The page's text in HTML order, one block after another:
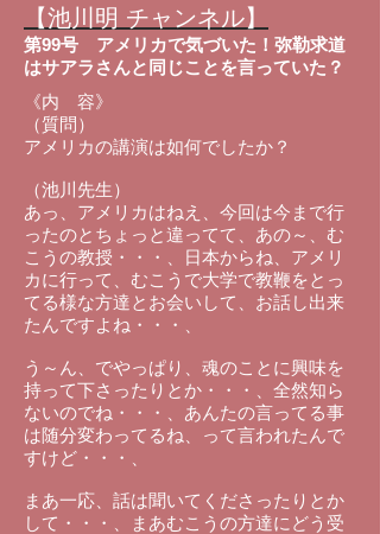
【池川明 チャンネル】
第99号 アメリカで気づいた！弥勒求道
はサアラさんと同じことを言っていた？
《内 容》
（質問）
アメリカの講演は如何でしたか？
（池川先生）
あっ、アメリカはねえ、今回は今まで行
ったのとちょっと違ってて、あの～、む
こうの教授・・・、日本からね、アメリ
カに行って、むこうで大学で教鞭をとっ
てる様な方達とお会いして、お話し出来
たんですよね・・・、
う～ん、でやっぱり、魂のことに興味を
持って下さったりとか・・・、全然知ら
ないのでね・・・、あんたの言ってる事
は随分変わってるね、って言われたんで
すけど・・・、
まあ一応、話は聞いてくださったりとか
して・・・、まあむこうの方達にどう受